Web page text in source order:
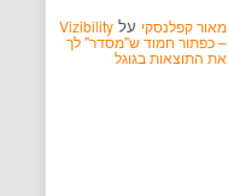
מאור קפלנסקי על Vizibility
– כפתור חמוד ש"מסדר" לך
את התוצאות בגוגל